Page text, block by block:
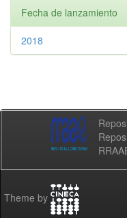
Fecha de lanzamiento
2018
Theme by